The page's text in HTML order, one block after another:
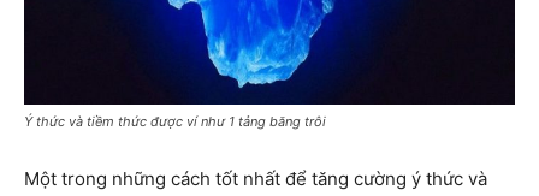
Ý thức và tiềm thức được ví như 1 tảng băng trôi
Một trong những cách tốt nhất để tăng cường ý thức và